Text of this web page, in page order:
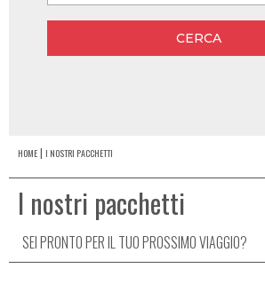
HOME I NOSTRI PACCHETTI
I nostri pacchetti
SEI PRONTO PER IL TUO PROSSIMO VIAGGIO?